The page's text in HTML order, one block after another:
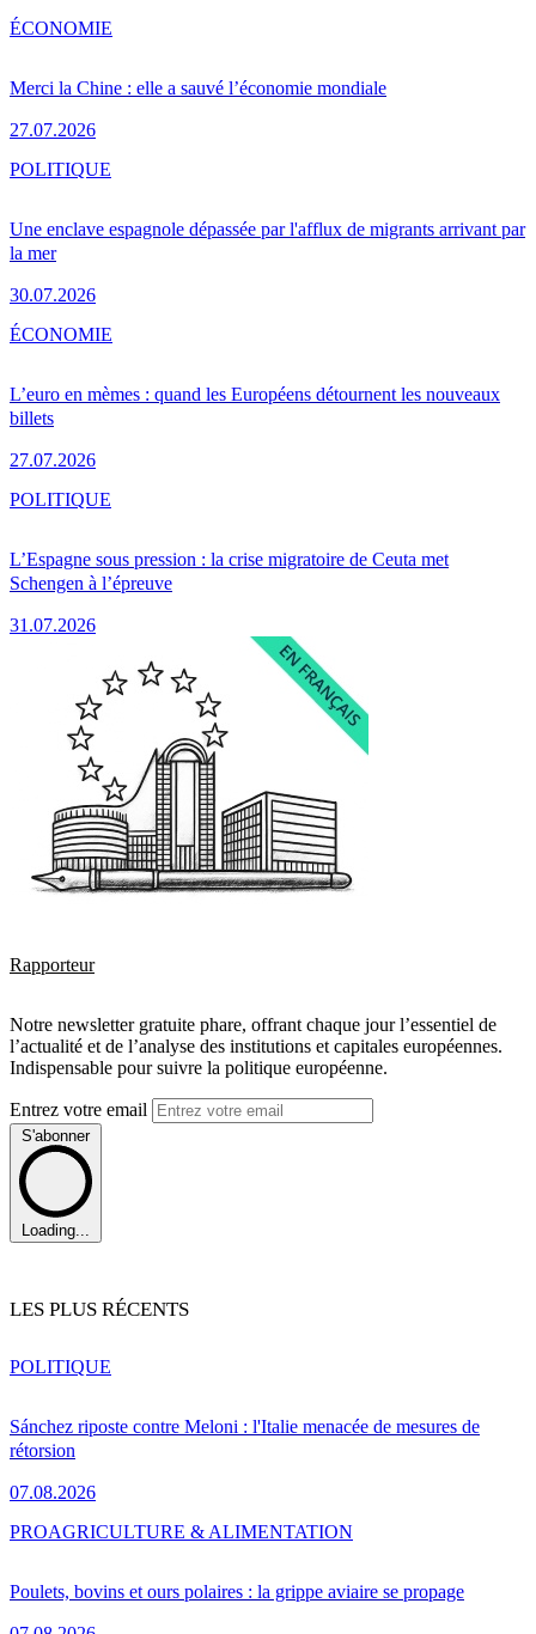
Merci la Chine : elle a sauvé l’économie mondiale
27.07.2026
ÉCONOMIE
Une enclave espagnole dépassée par l'afflux de migrants arrivant par
la mer
30.07.2026
POLITIQUE
L’euro en mèmes : quand les Européens détournent les nouveaux
billets
27.07.2026
ÉCONOMIE
L’Espagne sous pression : la crise migratoire de Ceuta met
Schengen à l’épreuve
31.07.2026
POLITIQUE
Rapporteur
Notre newsletter gratuite phare, offrant chaque jour l’essentiel de
l’actualité et de l’analyse des institutions et capitales européennes.
Indispensable pour suivre la politique européenne.
Entrez votre email
S'abonner
Loading...
LES PLUS RÉCENTS
Sánchez riposte contre Meloni : l'Italie menacée de mesures de
rétorsion
07.08.2026
POLITIQUE
Poulets, bovins et ours polaires : la grippe aviaire se propage
PROAGRICULTURE & ALIMENTATION